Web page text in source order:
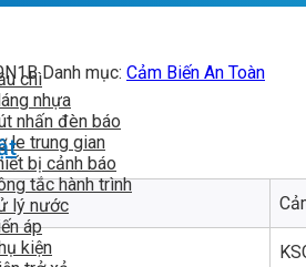
chì
nhựa
nhấn đèn báo
le trung gian
bị cảnh báo
tắc hành trình
lý nước
áp
kiện
Danh mục: Cảm Biến An Toàn